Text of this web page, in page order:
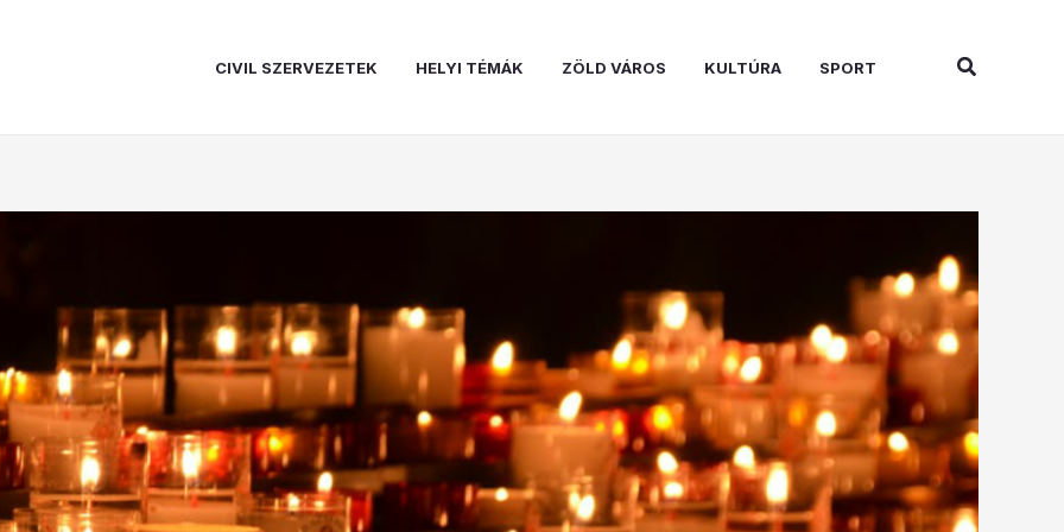
CIVIL SZERVEZETEK HELYI TÉMÁK ZÖLD VÁROS KULTÚRA SPORT Search